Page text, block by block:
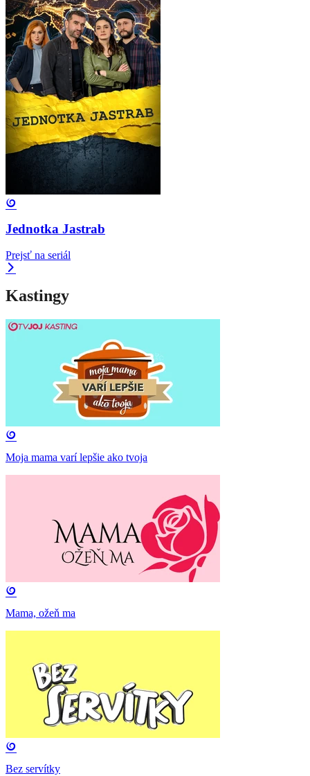
Jednotka Jastrab
Prejsť na seriál
Kastingy
Moja mama varí lepšie ako tvoja
Mama, ožeň ma
Bez servítky